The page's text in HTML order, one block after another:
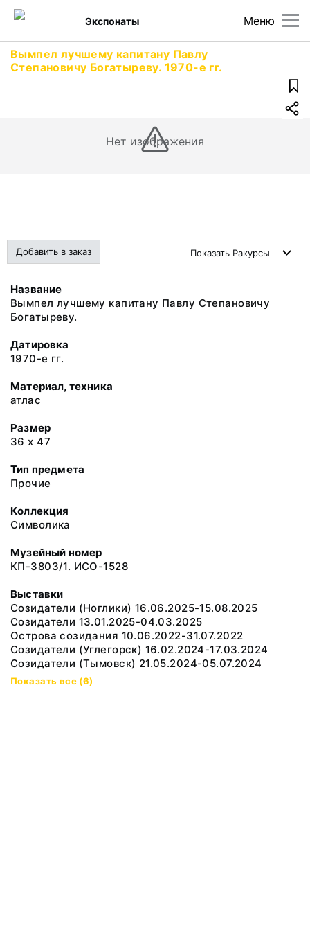
Меню
Экспонаты
Вымпел лучшему капитану Павлу
Степановичу Богатыреву. 1970-е гг.
Нет изображения
Добавить в заказ Показать Ракурсы
Название
Вымпел лучшему капитану Павлу Степановичу
Богатыреву.
Датировка
1970-е гг.
Материал, техника
атлас
Размер
36 х 47
Тип предмета
Прочие
Коллекция
Символика
Музейный номер
КП-3803/1. ИСО-1528
Выставки
Созидатели (Ноглики) 16.06.2025-15.08.2025
Созидатели 13.01.2025-04.03.2025
Острова созидания 10.06.2022-31.07.2022
Созидатели (Углегорск) 16.02.2024-17.03.2024
Созидатели (Тымовск) 21.05.2024-05.07.2024
Показать все (6)